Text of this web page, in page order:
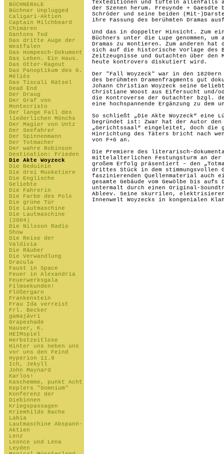
BÜCHNERALE
Büchner Unplugged
Caligari-Aktien
Captain Milchbeard
Chimären
Dantons Tod
Das dritte Auge der
Westfalen
Das Hompesch-Dokument
Das Leben. Ein Haus.
Das Otter-Ragout
Das Panoptikum des G.
Méliès
Das Tiscali Rätsel
Dead End
Der Draug
Der Graf von
Montecristo
Der lange Fall des
liederlichen Mönchs
Der Magier von Untz
Der Seefahrer
Der Spinnenmann
Der Totmacher
Der wahre Robinson
Destination: Frieden
Die Akte Woyzeck
Die Beduinin
Die drei Musketiere
Die Englische
Geliebte
Die Fahrerin
Die Farbe des Pols
Die grüne Tür
Die Lautmaschine
Die Lautmaschine
(2004)
Die Nilsson Radio
Show
Die Reise der
Valdivia
Die Räuber
Die Verwandlung
Dracula
Faust in Space
Feuer in Alexandria
Feuerwerksgala
Filmsekunden!
Flößergarn
Frankenstein
Frau Ida verreist
Frl. Becker
gamajávri
Grapeshade
Hauser, K.
HEIMspiel
Herbstzeitlose
Hinter uns neben uns
vor uns den Feind
Hyperion 11.9
Ich, Jekyll
John Maynard
Karlos!
Kaschemme, punkt Acht
Keplers "Somnium"
Konferenz der
Diebinnen
Kriegspassagen
Kriemhilds Rache
Labia
Lautmaschine Abspann-
Aktien
Lenz
Leonce und Lena
Leyden
Texteditionen und tüfteln allenfalls
der Szenen herum. Freuynde +
Schröder und seine beiden (Mit-
ihre Fassung des berühmten Dramas
Und das in doppelter Hinsicht. Zum
Büchners unter die Lupe genommen,
Dramas zu montieren. Zum anderen
sich auf die historische Vorlage des
Zeitzeugnisse und Gutachten über den
heute kontrovers diskutiert wird.
Der "Fall Woyzeck" war in den
des berühmten Dramenfragments gut
Johann Christian Woyzeck seine
Christiane Woost aus Eifersucht und/
die Kontroverse der Gutachter bzgl.
eine hochspannende Ergänzung zu
So schließt „Die Akte Woyzeck“ eine
begründet ist: Zwar hat der Autor
„Gerichtssaal“ eingeleitet, doch die
Hinrichtung des Täters bricht nach
von F+G an.
Die Premiere des literarisch-
mittelalterlichen Festungsturm an der
großem Erfolg präsentiert – den
drittes Stück in dem stimmungsvollen
faszinierenden Quellenmaterial auch
gesamte Gebäude vom Gewölbe bis
untermalt durch einen Original-
Ableev. Seine skurrilen,
Innenwelt Woyzecks in kongenialen